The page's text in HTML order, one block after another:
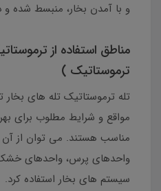
و با آمدن بخار، منبسط شده و
ترموستاتیک )
تله ترموستاتیک تله های بخار
مواقع و شرایط مطلوب برای
مناسب هستند. می توان از آن
واحدهای پرس، واحدهای خشک
سیستم های بخار استفاده کرد.